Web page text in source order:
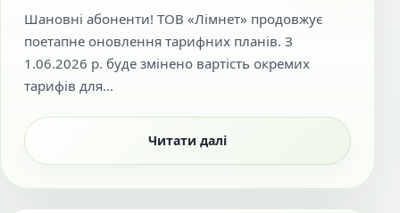
Шановні абоненти! ТОВ «Лімнет» продовжує
поетапне оновлення тарифних планів. З
1.06.2026 р. буде змінено вартість окремих
тарифів для...
Читати далі